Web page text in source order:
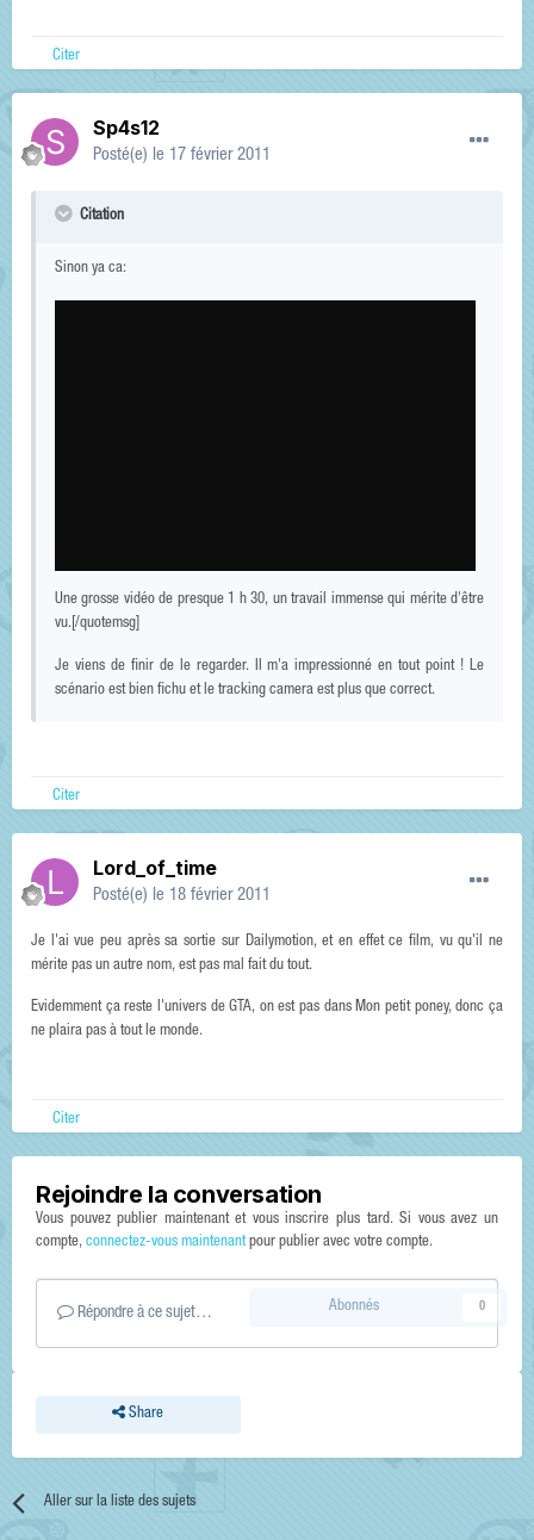
Citer
Sp4s12
Posté(e) le 17 février 2011
Citation
Sinon ya ca:
Une grosse vidéo de presque 1 h 30, un travail immense qui mérite d'être
vu.[/quotemsg]
Je viens de finir de le regarder. Il m'a impressionné en tout point ! Le
scénario est bien fichu et le tracking camera est plus que correct.
Citer
Lord_of_time
Posté(e) le 18 février 2011
Je l'ai vue peu après sa sortie sur Dailymotion, et en effet ce film, vu qu'il ne
mérite pas un autre nom, est pas mal fait du tout.
Evidemment ça reste l'univers de GTA, on est pas dans Mon petit poney, donc ça
ne plaira pas à tout le monde.
Citer
Rejoindre la conversation
Vous pouvez publier maintenant et vous inscrire plus tard. Si vous avez un
compte, connectez-vous maintenantpour publier avec votre compte.
Répondre à ce sujet…
Share
Abonnés 0
Aller sur la liste des sujets